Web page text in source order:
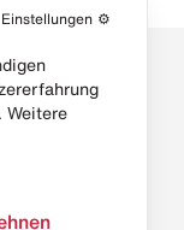
Einstellungen ⚙️
Weitere